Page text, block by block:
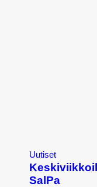
Uutiset
SalPa